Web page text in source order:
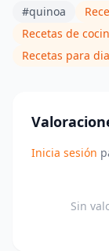
#quinoa
Recetas de
Recetas para
Inicia sesión
Sin